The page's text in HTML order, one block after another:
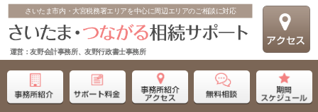
さいたま市内・大宮税務署エリアを中心に周辺エリアのご相談に対応
運営：友野会計事務所、友野行政書士事務所